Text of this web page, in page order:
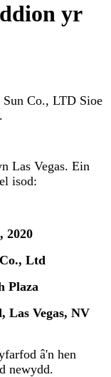
yr
Co., LTD Sioe
Las Vegas. Ein
isod:
2020
Ltd
Plaza
Las Vegas, NV
â'n hen
newydd.